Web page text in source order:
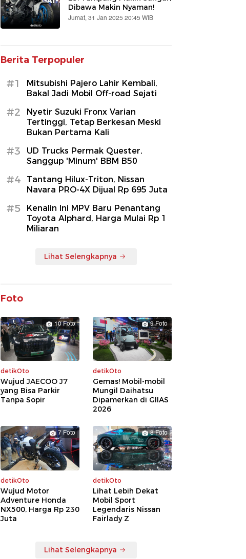
Dibawa Makin Nyaman!
Jumat, 31 Jan 2025 20:45 WIB
Berita Terpopuler
#1
Mitsubishi Pajero Lahir Kembali,
Bakal Jadi Mobil Off-road Sejati
#2
Nyetir Suzuki Fronx Varian
Tertinggi, Tetap Berkesan Meski
Bukan Pertama Kali
#3
UD Trucks Permak Quester,
Sanggup 'Minum' BBM B50
#4
Tantang Hilux-Triton, Nissan
Navara PRO-4X Dijual Rp 695 Juta
#5
Kenalin Ini MPV Baru Penantang
Toyota Alphard, Harga Mulai Rp 1
Miliaran
Lihat Selengkapnya
Foto
10 Foto
detikOto
Wujud JAECOO J7
yang Bisa Parkir
Tanpa Sopir
9 Foto
detikOto
Gemas! Mobil-mobil
Mungil Daihatsu
Dipamerkan di GIIAS
2026
7 Foto
detikOto
Wujud Motor
Adventure Honda
NX500, Harga Rp 230
Juta
8 Foto
detikOto
Lihat Lebih Dekat
Mobil Sport
Legendaris Nissan
Fairlady Z
Lihat Selengkapnya